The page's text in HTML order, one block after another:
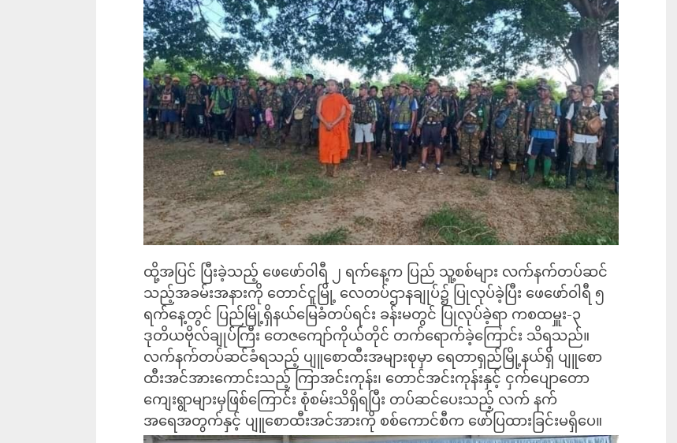
ထို့အပြင် ပြီးခဲ့သည့် ဖေဖော်ဝါရီ ၂ ရက်နေ့က ပြည် သူ့စစ်များ လက်နက်တပ်ဆင်
သည့်အခမ်းအနားကို တောင်ငူမြို့ လေတပ်ဌာနချုပ်၌ ပြုလုပ်ခဲ့ပြီး ဖေဖော်ဝါရီ ၅
ရက်နေ့တွင် ပြည်မြို့ရှိနယ်မြေခံတပ်ရင်း ခန်းမတွင် ပြုလုပ်ခဲ့ရာ ကစထမှူး-၃
ဒုတိယဗိုလ်ချုပ်ကြီး တေဇကျော်ကိုယ်တိုင် တက်ရောက်ခဲ့ကြောင်း သိရသည်။
လက်နက်တပ်ဆင်ခံရသည့် ပျူစောထီးအများစုမှာ ရေတာရှည်မြို့နယ်ရှိ ပျူစော
ထီးအင်အားကောင်းသည့် ကြာအင်းကုန်း၊ တောင်အင်းကုန်းနှင့် ငှက်ပျောတော
ကျေးရွာများမှဖြစ်ကြောင်း စုံစမ်းသိရှိရပြီး တပ်ဆင်ပေးသည့် လက် နက်
အရေအတွက်နှင့် ပျူစောထီးအင်အားကို စစ်ကောင်စီက ဖော်ပြထားခြင်းမရှိပေ။